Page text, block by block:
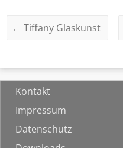
← Tiffany Glaskunst
Kontakt
Impressum
Datenschutz